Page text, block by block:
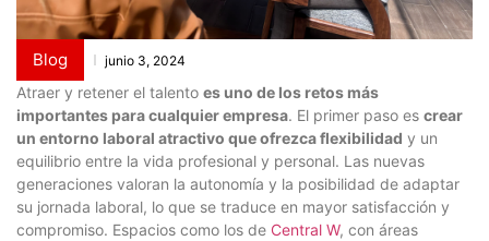
Blog junio 3, 2024
Atraer y retener el talento es uno de los retos más
importantes para cualquier empresa. El primer paso es crear
un entorno laboral atractivo que ofrezca flexibilidad y un
equilibrio entre la vida profesional y personal. Las nuevas
generaciones valoran la autonomía y la posibilidad de adaptar
su jornada laboral, lo que se traduce en mayor satisfacción y
compromiso. Espacios como los de Central W, con áreas